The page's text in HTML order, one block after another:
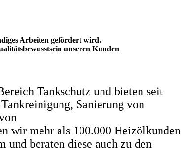
Arbeiten gefördert wird.
unseren Kunden
Tankschutz und bieten seit
Sanierung von
wir mehr als 100.000 Heizölkunden
beraten diese auch zu den